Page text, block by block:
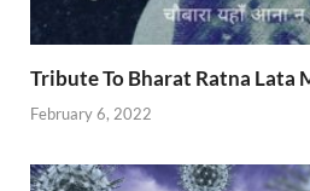
Tribute To Bharat Ratna Lata
February 6, 2022